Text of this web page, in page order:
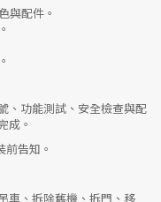
與配件。
、功能測試、安全檢查與配
成。
告知。
車、拆除舊機、拆門、移